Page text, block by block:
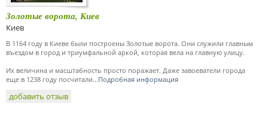
Золотые ворота, Киев
Киев
В 1164 году в Киеве были построены Золотые ворота. Они служили главным
въездом в город и триумфальной аркой, которая вела на главную улицу.
Их величина и масштабность просто поражает. Даже завоеватели города
еще в 1238 году посчитали...Подробная информация
добавить отзыв